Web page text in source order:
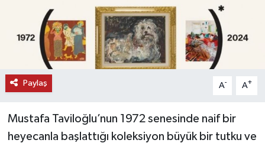
Paylaş A- A+
Mustafa Taviloğlu’nun 1972 senesinde naif bir
heyecanla başlattığı koleksiyon büyük bir tutku ve
SAĞLIK
SPOR
TEKNOLOJİ
TİCARET